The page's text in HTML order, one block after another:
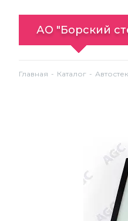
АО "Борский
Главная Каталог